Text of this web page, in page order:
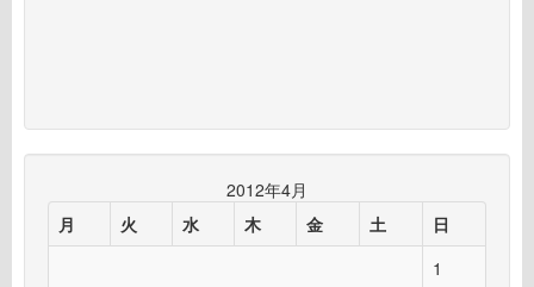
2012年4月
月
火 水 木 金 土
日
1